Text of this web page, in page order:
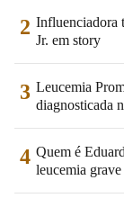
2 Influenciadora
Jr. em story
3 Leucemia
diagnosticada
4 Quem é
leucemia grave